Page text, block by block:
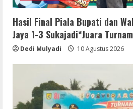
Hasil Final Piala Bupati dan
Jaya 1-3 Sukajadi*Juara
Dedi Mulyadi 10 Agustus 2026